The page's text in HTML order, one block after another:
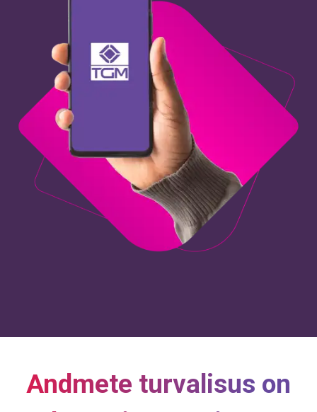
Andmete turvalisus on